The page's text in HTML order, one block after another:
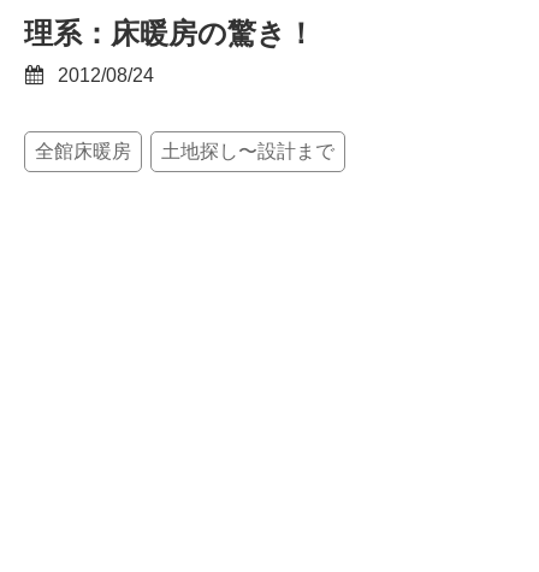
理系：床暖房の驚き！
2012/08/24
全館床暖房 土地探し〜設計まで